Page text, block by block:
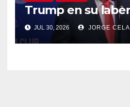
Trump en su
JUL 30, 2026 JORGE CELA